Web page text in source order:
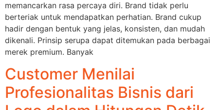
memancarkan rasa percaya diri. Brand tidak perlu
berteriak untuk mendapatkan perhatian. Brand cukup
hadir dengan bentuk yang jelas, konsisten, dan mudah
dikenali. Prinsip serupa dapat ditemukan pada berbagai
merek premium. Banyak
Customer Menilai
Profesionalitas Bisnis dari